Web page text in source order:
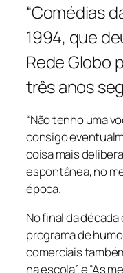
“Comédias
1994, que
Rede Globo
três anos
“Não tenho uma
consigo
coisa mais
espontânea, no
época.
No final da
programa de
comerciais
na escola” e “As